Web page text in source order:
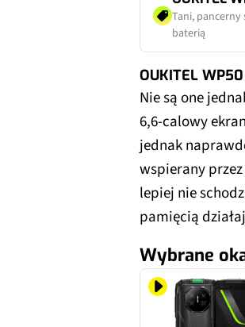
Tani,
baterią
OUKITEL
Nie są one
6,6-calowy
jednak
wspierany przez
lepiej nie
pamięcią
Wybrane